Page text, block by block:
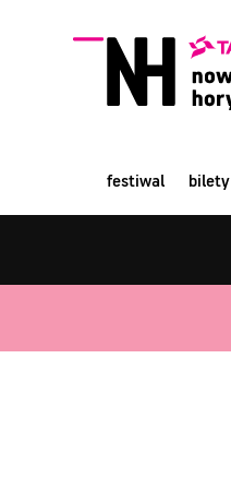
festiwal bilety